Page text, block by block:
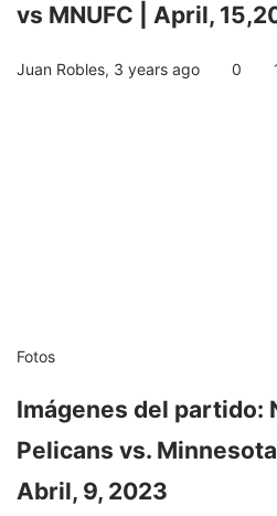
vs MNUFC | April,
Juan Robles, 3 years ago 0
Fotos
Imágenes del partido:
Pelicans vs.
Abril, 9, 2023